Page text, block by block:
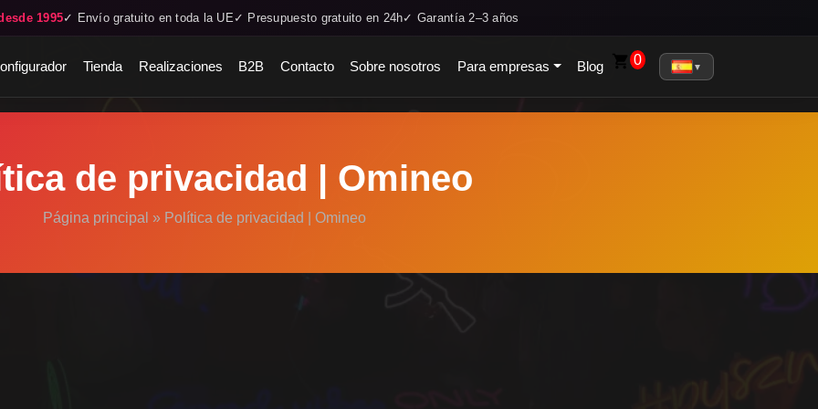
1995✓ Envío gratuito en toda la UE ✓ Presupuesto gratuito en 24h✓ Garantía 2–3 años
Tienda Realizaciones B2B Contacto Sobre nosotros Para empresas Blog 0 ▼
de privacidad | Omineo
Página principal » Política de privacidad | Omineo